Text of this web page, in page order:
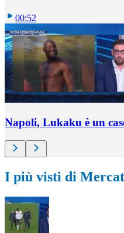
00:52
Napoli, Lukaku è un
I più visti di